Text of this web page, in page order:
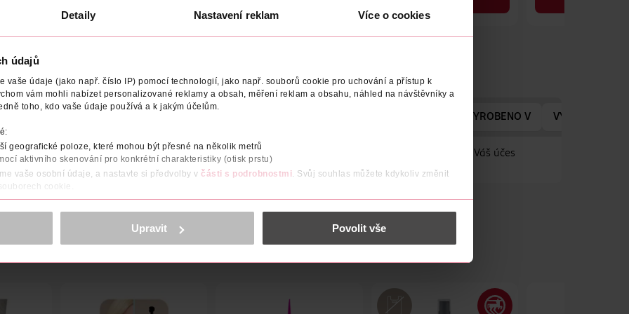
Detaily Nastavení reklam Více o cookies
údajů
vaše údaje (jako např. číslo IP) pomocí technologií, jako např. souborů cookie pro uchování a přístup k
vám mohli nabízet personalizované reklamy a obsah, měření reklam a obsahu, náhled na návštěvníky a
toho, kdo vaše údaje používá a k jakým účelům.
geografické poloze, které mohou být přesné na několik metrů
aktivního skenování pro konkrétní charakteristiky (otisk prstu)
vaše osobní údaje, a nastavte si předvolby v části s podrobnostmi . Svůj souhlas můžete kdykoliv změnit
cookie.
a reklam, funkcí sociálních médií, analýze návštěvnosti, které mohou nést osobní údaje.
osobních údajů.
<
Upravit Povolit vše
Obj. č.: 629942 Obj. č.: 611893
VYROBENO V VÝROBCE/
spreji na vlasy. Vyzkoušejte něco nového a vyberte si z pěti zářivých barev, díky kterým bude Váš účes